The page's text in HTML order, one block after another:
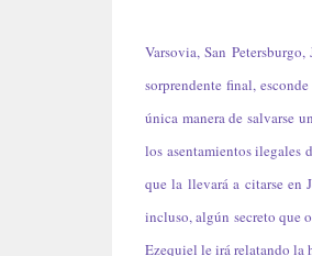
Varsovia, San
sorprendente final,
única manera de salvarse
los asentamientos ilegales
que la llevará a citarse en
incluso, algún secreto que
Ezequiel le irá relatando la